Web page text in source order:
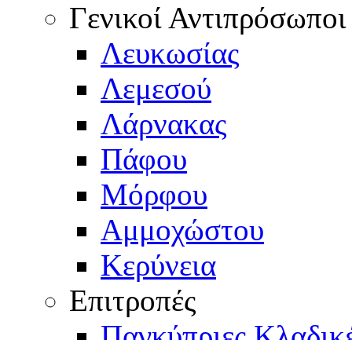
Γενικοί Αντιπρόσωποι
Λευκωσίας
Λεμεσού
Λάρνακας
Πάφου
Μόρφου
Αμμοχώστου
Κερύνεια
Επιτροπές